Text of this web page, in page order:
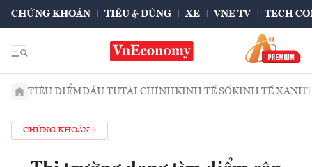
CHỨNG KHOÁN TIÊU & DÙNG XE VNE TV TECH
TIÊU ĐIỂMĐẦU TƯTÀI CHÍNHKINH TẾ SỐKINH TẾ XANH
CHỨNG KHOÁN